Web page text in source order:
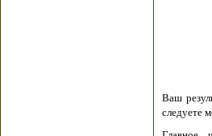
Ваш
следуете